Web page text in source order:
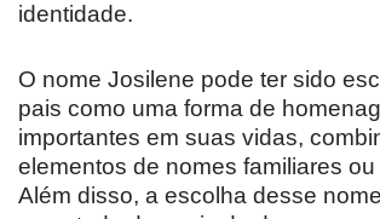
identidade.
O nome Josilene pode ter sido
pais como uma forma de
importantes em suas vidas,
elementos de nomes familiares
Além disso, a escolha desse